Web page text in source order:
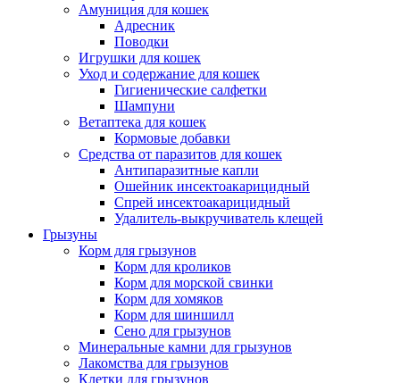
Амуниция для кошек
Адресник
Поводки
Игрушки для кошек
Уход и содержание для кошек
Гигиенические салфетки
Шампуни
Ветаптека для кошек
Кормовые добавки
Средства от паразитов для кошек
Антипаразитные капли
Ошейник инсектоакарицидный
Спрей инсектоакарицидный
Удалитель-выкручиватель клещей
Грызуны
Корм для грызунов
Корм для кроликов
Корм для морской свинки
Корм для хомяков
Корм для шиншилл
Сено для грызунов
Минеральные камни для грызунов
Лакомства для грызунов
Клетки для грызунов